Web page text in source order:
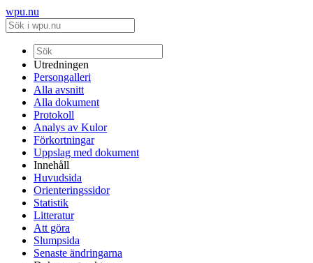
wpu.nu
Utredningen
Persongalleri
Alla avsnitt
Alla dokument
Protokoll
Analys av Kulor
Förkortningar
Uppslag med dokument
Innehåll
Huvudsida
Orienteringssidor
Statistik
Litteratur
Att göra
Slumpsida
Senaste ändringarna